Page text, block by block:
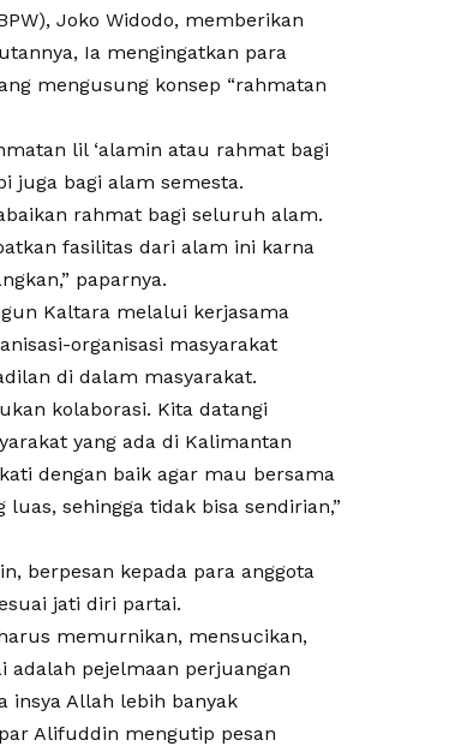
Joko Widodo, memberikan
Ia mengingatkan para
mengusung konsep “rahmatan
lil ‘alamin atau rahmat bagi
juga bagi alam semesta.
rahmat bagi seluruh alam.
fasilitas dari alam ini karna
paparnya.
Kaltara melalui kerjasama
organisasi masyarakat
di dalam masyarakat.
kolaborasi. Kita datangi
yang ada di Kalimantan
dengan baik agar mau bersama
sehingga tidak bisa sendirian,”
berpesan kepada para anggota
jati diri partai.
memurnikan, mensucikan,
adalah pejelmaan perjuangan
insya Allah lebih banyak
Alifuddin mengutip pesan